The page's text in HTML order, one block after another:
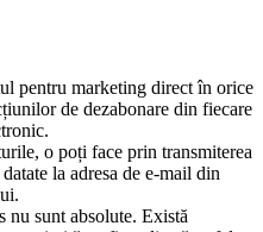
pentru marketing direct în orice
de dezabonare din fiecare
o poți face prin transmiterea
la adresa de e-mail din
nu sunt absolute. Există